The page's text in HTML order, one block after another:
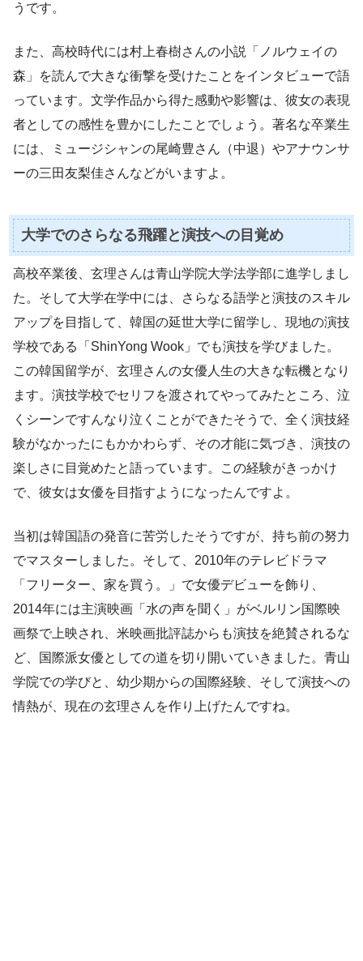
うです。
また、高校時代には村上春樹さんの小説「ノルウェイの
森」を読んで大きな衝撃を受けたことをインタビューで語
っています。文学作品から得た感動や影響は、彼女の表現
者としての感性を豊かにしたことでしょう。著名な卒業生
には、ミュージシャンの尾崎豊さん（中退）やアナウンサ
ーの三田友梨佳さんなどがいますよ。
大学でのさらなる飛躍と演技への目覚め
高校卒業後、玄理さんは青山学院大学法学部に進学しまし
た。そして大学在学中には、さらなる語学と演技のスキル
アップを目指して、韓国の延世大学に留学し、現地の演技
学校である「ShinYong Wook」でも演技を学びました。
この韓国留学が、玄理さんの女優人生の大きな転機となり
ます。演技学校でセリフを渡されてやってみたところ、泣
くシーンですんなり泣くことができたそうで、全く演技経
験がなかったにもかかわらず、その才能に気づき、演技の
楽しさに目覚めたと語っています。この経験がきっかけ
で、彼女は女優を目指すようになったんですよ。
当初は韓国語の発音に苦労したそうですが、持ち前の努力
でマスターしました。そして、2010年のテレビドラマ
「フリーター、家を買う。」で女優デビューを飾り、
2014年には主演映画「水の声を聞く」がベルリン国際映
画祭で上映され、米映画批評誌からも演技を絶賛されるな
ど、国際派女優としての道を切り開いていきました。青山
学院での学びと、幼少期からの国際経験、そして演技への
情熱が、現在の玄理さんを作り上げたんですね。